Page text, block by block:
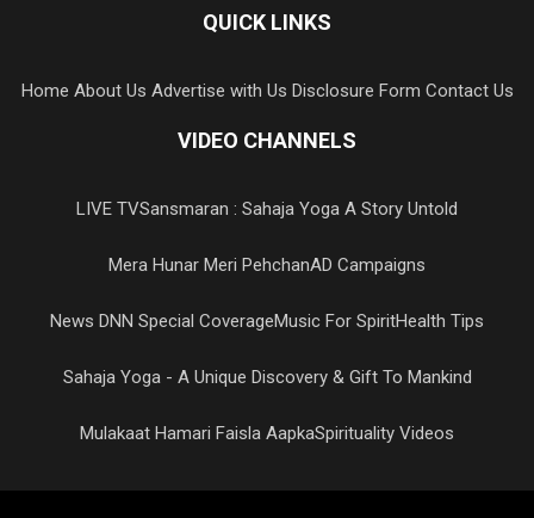
QUICK LINKS
Home About Us Advertise with Us Disclosure Form Contact Us
VIDEO CHANNELS
LIVE TVSansmaran : Sahaja Yoga A Story Untold
Mera Hunar Meri PehchanAD Campaigns
News DNN Special CoverageMusic For SpiritHealth Tips
Sahaja Yoga - A Unique Discovery & Gift To Mankind
Mulakaat Hamari Faisla AapkaSpirituality Videos